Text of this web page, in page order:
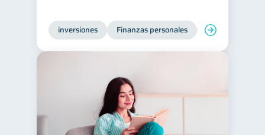
inversiones Finanzas personales Educación